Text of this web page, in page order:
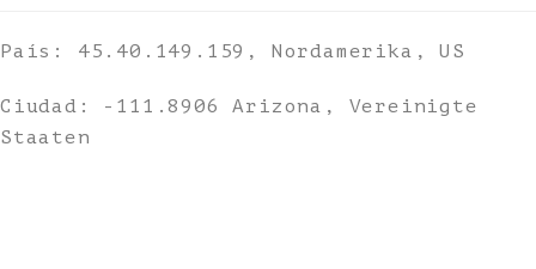
País: 45.40.149.159, Nordamerika, US
Ciudad: -111.8906 Arizona, Vereinigte
Staaten